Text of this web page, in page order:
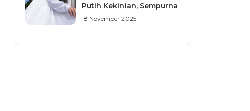
Putih Kekinian, Sempurna
u...
18 November 2025